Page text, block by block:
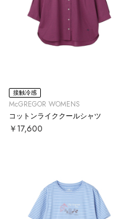
接触冷感
McGREGOR WOMENS
コットンライククールシャツ
￥17,600